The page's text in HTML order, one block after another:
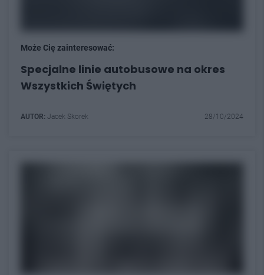
Może Cię zainteresować:
Specjalne linie autobusowe na okres
Wszystkich Świętych
AUTOR: Jacek Skorek 28/10/2024